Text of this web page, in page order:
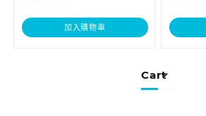
Cart
加入購物車